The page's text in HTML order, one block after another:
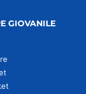
GIOVANILE